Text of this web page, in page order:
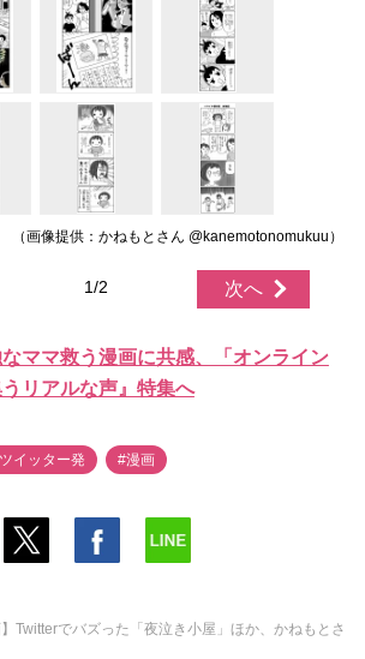
（画像提供：かねもとさん @kanemotonomukuu）
次へ
1/2
なママ救う漫画に共感、「オンライン
リアルな声』特集へ
イッター発 #漫画
Twitterでバズった「夜泣き小屋」ほか、かねもとさ